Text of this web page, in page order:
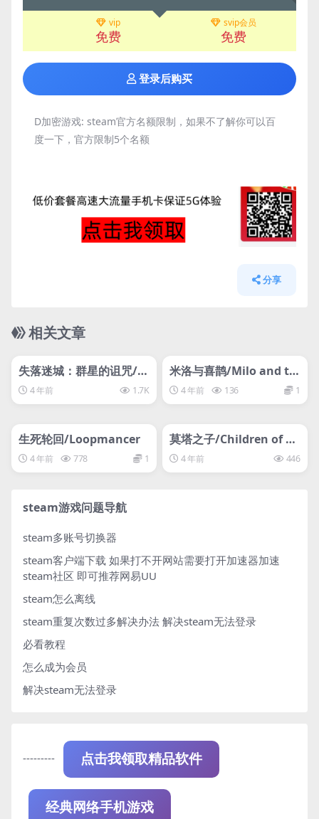
vip
免费
svip会员
免费
登录后购买
D加密游戏: steam官方名额限制，如果不了解你可以百
度一下，官方限制5个名额
分享
相关文章
svip专属
失落迷城：群星的诅咒/A
sterigos: Curse of the S
tars
4 年前 1.7K
svip专属
米洛与喜鹊/Milo and th
e Magpies
4 年前 136 1
生死轮回/Loopmancer
4 年前 778 1
svip专属
莫塔之子/Children of M
orta/
4 年前 446
steam游戏问题导航
steam多账号切换器
steam客户端下载 如果打不开网站需要打开加速器加速
steam社区 即可推荐网易UU
steam怎么离线
steam重复次数过多解决办法 解决steam无法登录
必看教程
怎么成为会员
解决steam无法登录
--------- 点击我领取精品软件
经典网络手机游戏